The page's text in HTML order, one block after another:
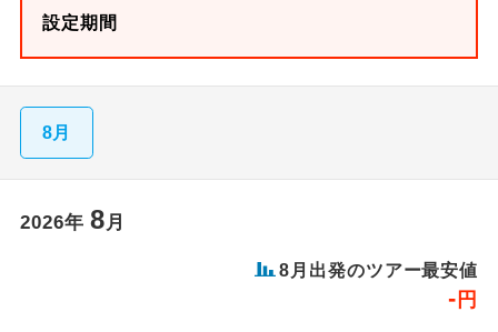
設定期間
8月
2026年 8月
8 月出発のツアー最安値
- 円